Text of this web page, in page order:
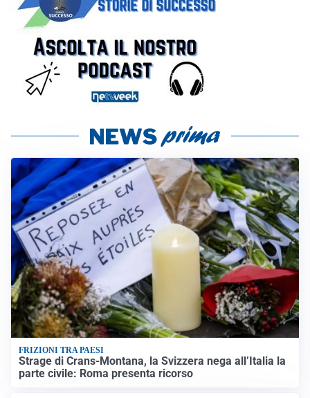
FRIZIONI TRA PAESI
Strage di Crans-Montana, la Svizzera nega all’Italia la
parte civile: Roma presenta ricorso